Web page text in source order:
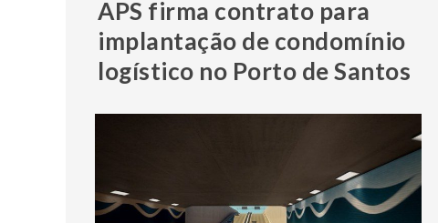
APS firma contrato para
implantação de condomínio
logístico no Porto de Santos